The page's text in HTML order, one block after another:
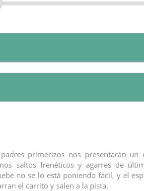
primerizos nos presentarán un
saltos frenéticos y agarres de
no se lo está poniendo fácil, y el
el carrito y salen a la pista.